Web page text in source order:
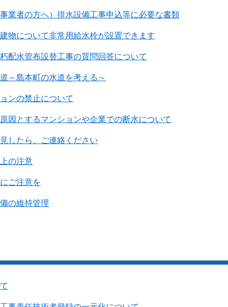
事業者の方へ）排水設備工事申込等に必要な書類
物について非常用給水栓が設置できます
配水管布設替工事の質問回答について
～島本町の水道を考える～
ンの禁止について
因とするマンションや企業での断水について
したら、ご連絡ください
の注意
ご注意を
の維持管理